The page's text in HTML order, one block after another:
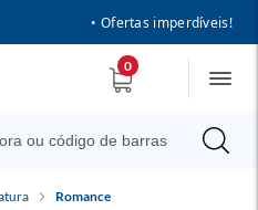
• Ofertas imperdíveis!
0
Romance